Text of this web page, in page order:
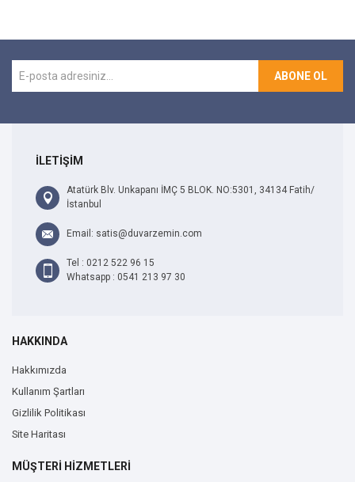
ABONE OL
İLETİŞİM
Atatürk Blv. Unkapanı İMÇ 5 BLOK. NO:5301, 34134 Fatih/
İstanbul
Email: satis@duvarzemin.com
Tel : 0212 522 96 15
Whatsapp : 0541 213 97 30
HAKKINDA
Hakkımızda
Kullanım Şartları
Gizlilik Politikası
Site Haritası
MÜŞTERİ HİZMETLERİ